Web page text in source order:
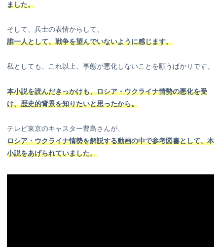
ました。
そして、兵士の表情からして、
誰一人として、戦争を望んでいないように感じます。
私としても、これ以上、事態が悪化しないことを願うばかりです。
本小説を読んだきっかけも、ロシア・ウクライナ情勢の悪化を受
け、歴史的背景を知りたいと思ったから。
テレビ東京のキャスター豊島さんが、
ロシア・ウクライナ情勢を解説する動画の中で参考図書として、本
小説をあげられていました。